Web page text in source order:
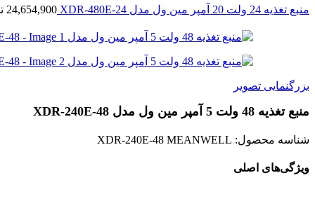
منبع تغذیه 24 ولت 20 آمپر مین ول مدل XDR-480E-24 24,654,900
بزرگنمایی تصویر
منبع تغذیه 48 ولت 5 آمپر مین ول مدل XDR-240E-48
شناسه محصول: XDR-240E-48 MEANWELL
ویژگی‌های اصلی